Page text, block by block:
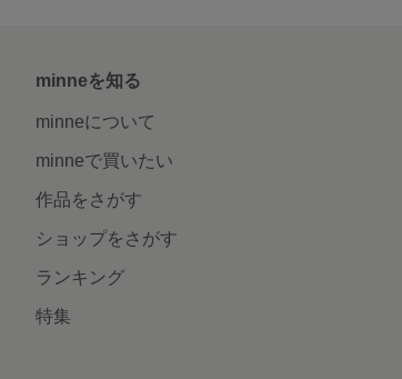
minneを知る
minneについて
minneで買いたい
作品をさがす
ショップをさがす
ランキング
特集